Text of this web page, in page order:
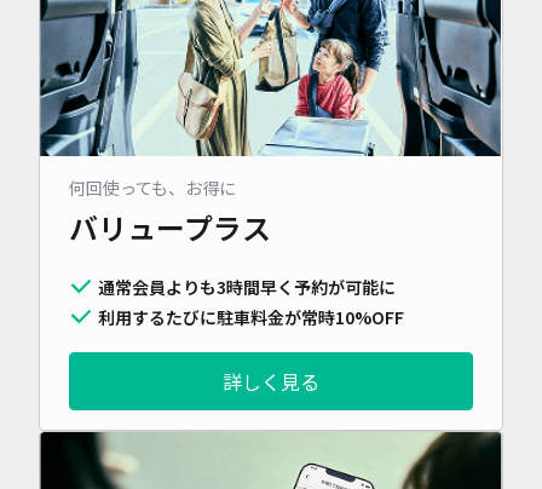
何回使っても、お得に
バリュープラス
通常会員よりも3時間早く予約が可能に
利用するたびに駐車料金が常時10%OFF
詳しく見る